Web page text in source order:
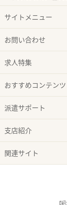
サイトメニュー
お問い合わせ
求人特集
おすすめコンテンツ
派遣サポート
支店紹介
関連サイト
【